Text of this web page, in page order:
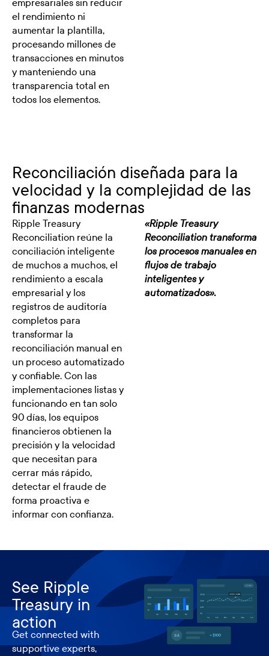
el rendimiento ni
aumentar la plantilla,
procesando millones de
transacciones en minutos
y manteniendo una
transparencia total en
todos los elementos.
Reconciliación diseñada para la
velocidad y la complejidad de las
finanzas modernas
Ripple Treasury
Reconciliation reúne la
conciliación inteligente
de muchos a muchos, el
rendimiento a escala
empresarial y los
registros de auditoría
completos para
transformar la
reconciliación manual en
un proceso automatizado
y confiable. Con las
implementaciones listas y
funcionando en tan solo
90 días, los equipos
financieros obtienen la
precisión y la velocidad
que necesitan para
cerrar más rápido,
detectar el fraude de
forma proactiva e
informar con confianza.
«Ripple Treasury
Reconciliation transforma
los procesos manuales en
flujos de trabajo
inteligentes y
automatizados».
See Ripple
Treasury in
action
Get connected with
supportive experts,